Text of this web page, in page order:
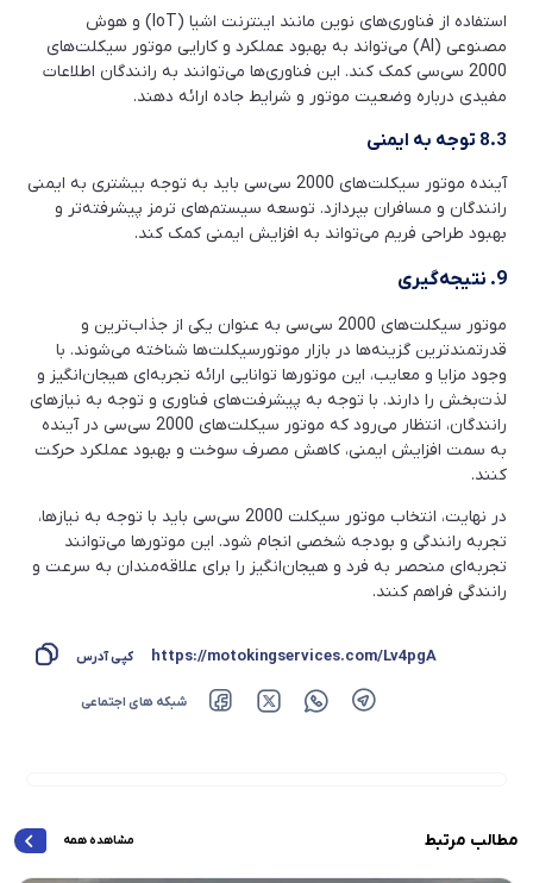
استفاده از فناوری‌های نوین مانند اینترنت اشیا (IoT) و هوش
مصنوعی (AI) می‌تواند به بهبود عملکرد و کارایی موتور سیکلت‌های
2000 سی‌سی کمک کند. این فناوری‌ها می‌توانند به رانندگان اطلاعات
مفیدی درباره وضعیت موتور و شرایط جاده ارائه دهند.
8.3 توجه به ایمنی
آینده موتور سیکلت‌های 2000 سی‌سی باید به توجه بیشتری به ایمنی
رانندگان و مسافران بپردازد. توسعه سیستم‌های ترمز پیشرفته‌تر و
بهبود طراحی فریم می‌تواند به افزایش ایمنی کمک کند.
9. نتیجه‌گیری
موتور سیکلت‌های 2000 سی‌سی به عنوان یکی از جذاب‌ترین و
قدرتمندترین گزینه‌ها در بازار موتورسیکلت‌ها شناخته می‌شوند. با
وجود مزایا و معایب، این موتورها توانایی ارائه تجربه‌ای هیجان‌انگیز و
لذت‌بخش را دارند. با توجه به پیشرفت‌های فناوری و توجه به نیازهای
رانندگان، انتظار می‌رود که موتور سیکلت‌های 2000 سی‌سی در آینده
به سمت افزایش ایمنی، کاهش مصرف سوخت و بهبود عملکرد حرکت
کنند.
در نهایت، انتخاب موتور سیکلت 2000 سی‌سی باید با توجه به نیازها،
تجربه رانندگی و بودجه شخصی انجام شود. این موتورها می‌توانند
تجربه‌ای منحصر به فرد و هیجان‌انگیز را برای علاقه‌مندان به سرعت و
رانندگی فراهم کنند.
https://motokingservices.com/Lv4pgA کپی آدرس
شبکه های اجتماعی
مطالب مرتبط مشاهده همه